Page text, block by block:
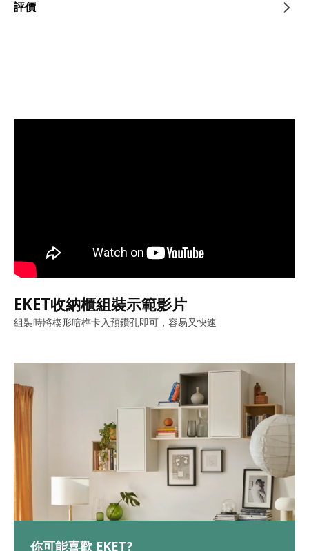
評價
EKET收納櫃組裝示範影片
組裝時將楔形暗榫卡入預鑽孔即可，容易又快速
你可能喜歡 EKET?